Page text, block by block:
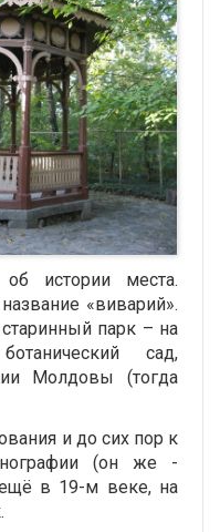
истории места.
«виварий».
парк – на
сад,
Молдовы (тогда
и до сих пор к
(он же -
ещё в 19-м веке, на